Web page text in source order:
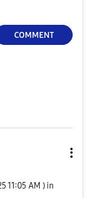
COMMENT
11:05 AM ) in